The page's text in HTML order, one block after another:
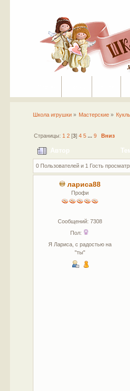
Школа игрушки» Мастерские »
Страницы: 1 2[3] 4 5 ... 9 Вниз
Автор
0 Пользователей и 1 Гость
лариса88
Профи
Сообщений: 7308
Пол:
Я Лариса, с радостью на
"ты"